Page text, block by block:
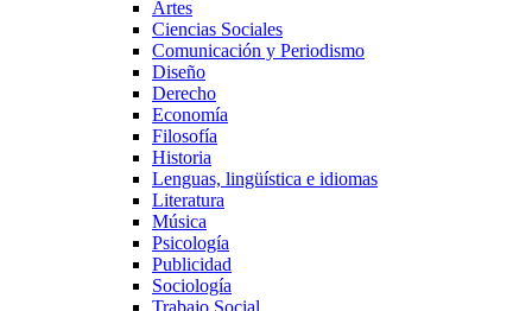
Artes
Ciencias Sociales
Comunicación y Periodismo
Diseño
Derecho
Economía
Filosofía
Historia
Lenguas, lingüística e idiomas
Literatura
Música
Psicología
Publicidad
Sociología
Trabajo Social